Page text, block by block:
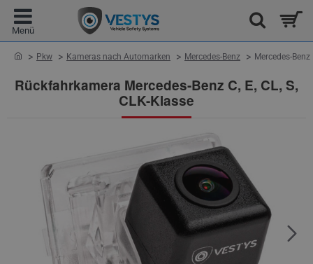
Rückfahrkamera Mercedes-Benz C, E, CL, S,
CLK-Klasse
homePkw Kameras nach Automarken Mercedes-Benz Mercedes-